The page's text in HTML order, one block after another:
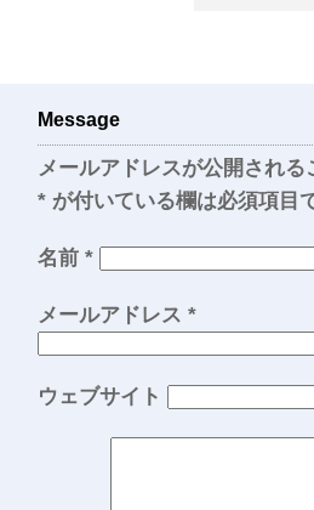
Message
メールアドレスが公開される
* が付いている欄は必須項目
名前 *
メールアドレス *
ウェブサイト